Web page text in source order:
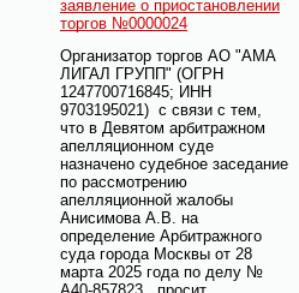
заявление о приостановлении
торгов №0000024
Организатор торгов АО "АМА
ЛИГАЛ ГРУПП" (ОГРН
1247700716845; ИНН
9703195021) с связи с тем,
что в Девятом арбитражном
апелляционном суде
назначено судебное заседание
по рассмотрению
апелляционной жалобы
Анисимова А.В. на
определение Арбитражного
суда города Москвы от 28
марта 2025 года по делу №